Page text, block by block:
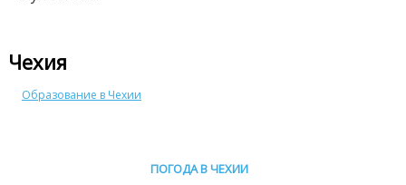
Чехия
Образование в Чехии
ПОГОДА В ЧЕХИИ